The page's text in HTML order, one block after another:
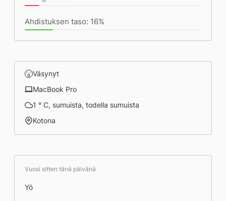
Ahdistuksen taso: 16%
Väsynyt
MacBook Pro
1 ° C, sumuista, todella sumuista
Kotona
Vuosi sitten tänä päivänä
Yö